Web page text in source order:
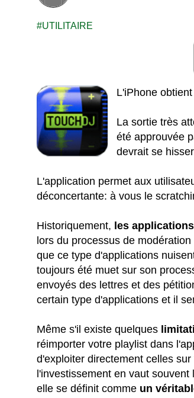
UTILITAIRE
L'iPhone
La sortie très
été approuvée
devrait se
L'application permet aux
déconcertante: à vous le
Historiquement, les
lors du processus de
que ce type d'applications
toujours été muet sur son
envoyés des lettres et des
certain type d'applications et il
Même s'il existe quelques
réimporter votre playlist dans
d'exploiter directement celles
l'investissement en vaut
elle se définit comme un